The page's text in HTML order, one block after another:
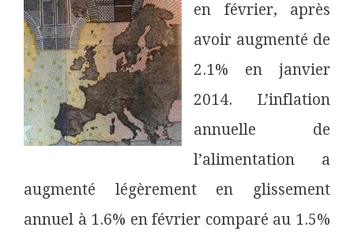
en février,
après
avoir augmenté de
2.1% en janvier
2014. L’inflation
annuelle de
l’alimentation a
augmenté légèrement en glissement
annuel à 1.6% en février comparé au 1.5%